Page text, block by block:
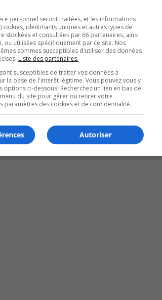
prochain.
personnel seront traitées, et les informations
identifiants uniques et autres types de
stockées et consultées par 66 partenaires, ainsi
ou utilisées spécifiquement par ce site. Nos
sommes susceptibles d'utiliser des données
Liste des partenaires.
susceptibles de traiter vos données à
la base de l'intérêt légitime. Vous pouvez vous y
ci-dessous. Recherchez un lien en bas de
du site pour gérer ou retirer votre
paramètres des cookies et de confidentialité.
Autoriser